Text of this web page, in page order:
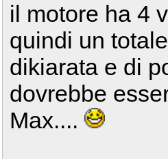
il motore ha 4
quindi un
dikiarata e di
dovrebbe
Max....